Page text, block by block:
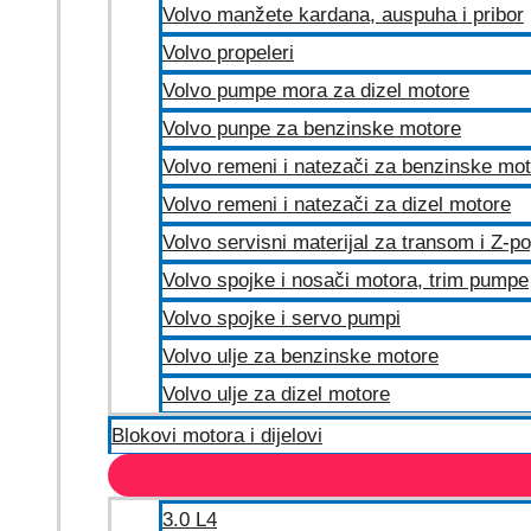
Volvo manžete kardana, auspuha i pribor
Volvo propeleri
Volvo pumpe mora za dizel motore
Volvo punpe za benzinske motore
Volvo remeni i natezači za benzinske
Volvo remeni i natezači za dizel motore
Volvo servisni materijal za transom i Z-
Volvo spojke i nosači motora, trim pumpe
Volvo spojke i servo pumpi
Volvo ulje za benzinske motore
Volvo ulje za dizel motore
Blokovi motora i dijelovi
3.0 L4